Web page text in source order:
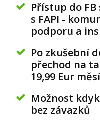
Přístup do
s FAPI -
podporu a
Po zkušební
přechod na
19,99 Eur
Možnost
bez závazků